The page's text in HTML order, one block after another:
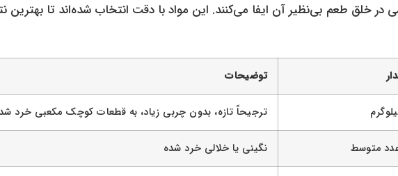
در خلق طعم بی‌نظیر آن ایفا می‌کنند. این مواد با دقت انتخاب شده‌اند تا بهترین
توضیحات
ترجیحاً تازه، بدون چربی زیاد، به قطعات کوچک مکعبی خرد
نگینی یا خلالی خرد شده